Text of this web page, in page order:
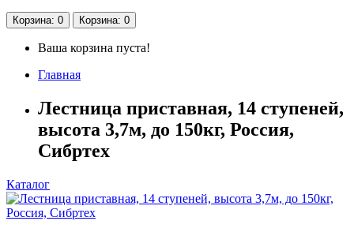
Корзина: 0 Корзина: 0
Ваша корзина пуста!
Главная
Лестница приставная, 14 ступеней,
высота 3,7м, до 150кг, Россия,
Сибртех
Каталог